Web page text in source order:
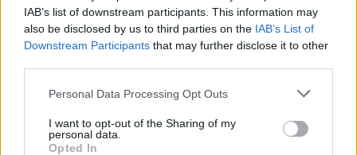
IAB’s list of downstream participants. This information may
also be disclosed by us to third parties on the IAB’s List of
Downstream Participants that may further disclose it to other
Personal Data Processing Opt Outs
I want to opt-out of the Sharing of my
personal data.
Opted In
Fosfori (P)
540,0 mg
90 %
Jodi (I)
109,6 µg
73 %
Kupari (Cu)